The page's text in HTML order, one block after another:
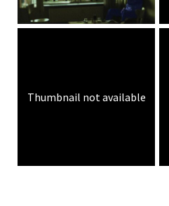
Thumbnail not available